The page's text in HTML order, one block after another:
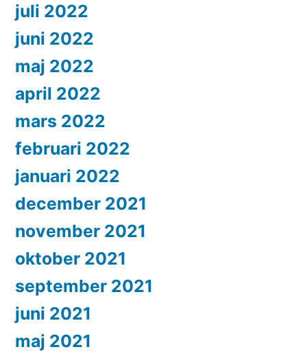
juli 2022
juni 2022
maj 2022
april 2022
mars 2022
februari 2022
januari 2022
december 2021
november 2021
oktober 2021
september 2021
juni 2021
maj 2021